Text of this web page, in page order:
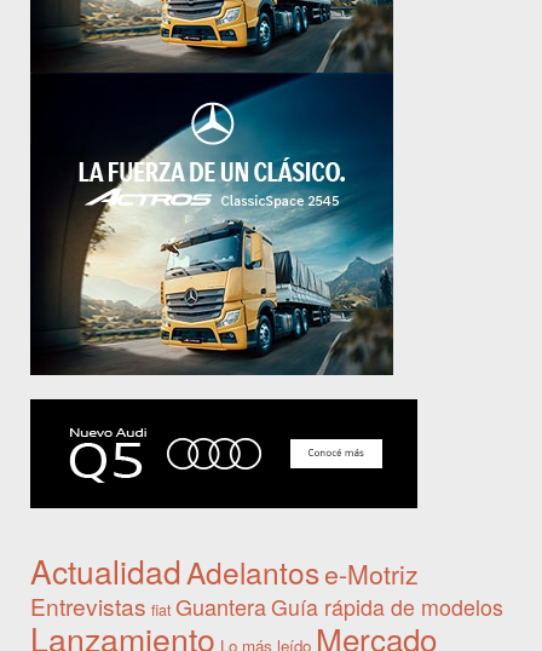
Actualidad Adelantose-Motriz
Entrevistas fiat GuanteraGuía rápida de modelos
Lanzamiento Lo más leído Mercado